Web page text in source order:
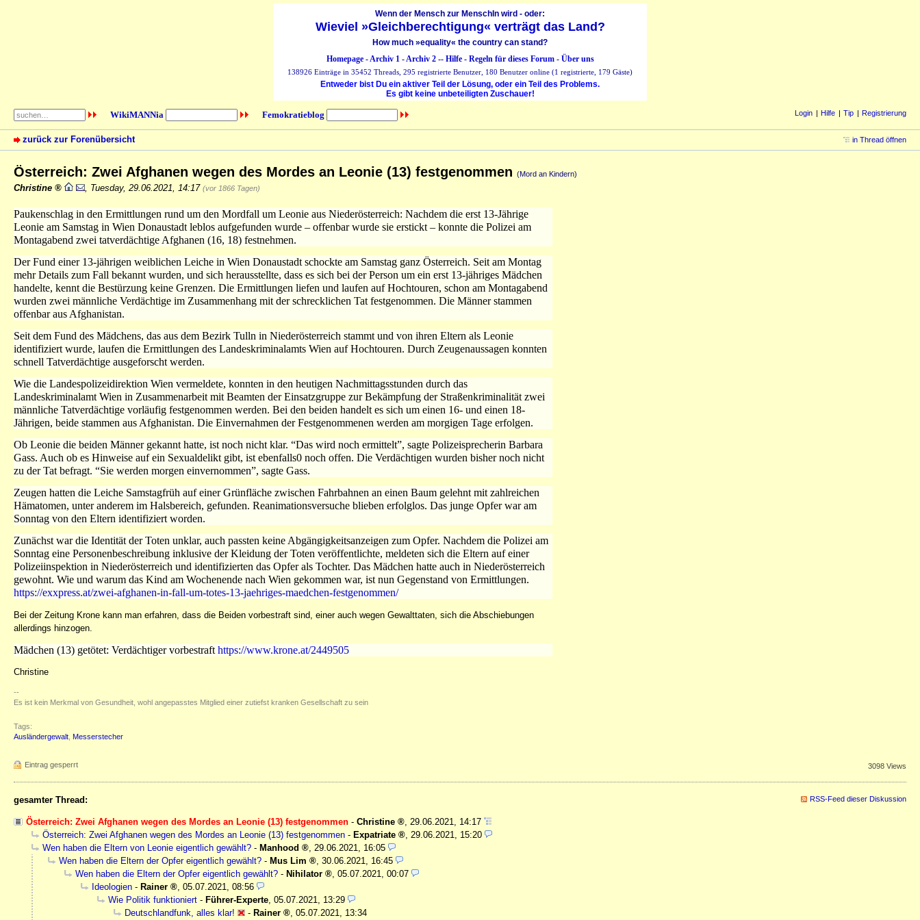
Wenn der Mensch zur MenschIn wird - oder:
Wieviel »Gleichberechtigung« verträgt das Land?
How much »equality« the country can stand?
Homepage-Archiv 1-Archiv 2-- Hilfe- Regeln für dieses Forum- Über uns
138926 Einträge in 35452 Threads, 295 registrierte Benutzer, 180 Benutzer online (1 registrierte, 179 Gäste)
Entweder bist Du ein aktiver Teil der Lösung, oder ein Teil des Problems.
Es gibt keine unbeteiligten Zuschauer!
WikiMANNia Femokratieblog Login Hilfe Tip Registrierung
zurück zur Forenübersicht in Thread öffnen
Österreich: Zwei Afghanen wegen des Mordes an Leonie (13) festgenommen (Mord an Kindern)
Christine Tuesday, 29.06.2021, 14:17 (vor 1866 Tagen)
Paukenschlag in den Ermittlungen rund um den Mordfall um Leonie aus Niederösterreich: Nachdem die erst 13-Jährige
Leonie am Samstag in Wien Donaustadt leblos aufgefunden wurde – offenbar wurde sie erstickt – konnte die Polizei am
Montagabend zwei tatverdächtige Afghanen (16, 18) festnehmen.
Der Fund einer 13-jährigen weiblichen Leiche in Wien Donaustadt schockte am Samstag ganz Österreich. Seit am Montag
mehr Details zum Fall bekannt wurden, und sich herausstellte, dass es sich bei der Person um ein erst 13-jähriges Mädchen
handelte, kennt die Bestürzung keine Grenzen. Die Ermittlungen liefen und laufen auf Hochtouren, schon am Montagabend
wurden zwei männliche Verdächtige im Zusammenhang mit der schrecklichen Tat festgenommen. Die Männer stammen
offenbar aus Afghanistan.
Seit dem Fund des Mädchens, das aus dem Bezirk Tulln in Niederösterreich stammt und von ihren Eltern als Leonie
identifiziert wurde, laufen die Ermittlungen des Landeskriminalamts Wien auf Hochtouren. Durch Zeugenaussagen konnten
schnell Tatverdächtige ausgeforscht werden.
Wie die Landespolizeidirektion Wien vermeldete, konnten in den heutigen Nachmittagsstunden durch das
Landeskriminalamt Wien in Zusammenarbeit mit Beamten der Einsatzgruppe zur Bekämpfung der Straßenkriminalität zwei
männliche Tatverdächtige vorläufig festgenommen werden. Bei den beiden handelt es sich um einen 16- und einen 18-
Jährigen, beide stammen aus Afghanistan. Die Einvernahmen der Festgenommenen werden am morgigen Tage erfolgen.
Ob Leonie die beiden Männer gekannt hatte, ist noch nicht klar. “Das wird noch ermittelt”, sagte Polizeisprecherin Barbara
Gass. Auch ob es Hinweise auf ein Sexualdelikt gibt, ist ebenfalls0 noch offen. Die Verdächtigen wurden bisher noch nicht
zu der Tat befragt. “Sie werden morgen einvernommen”, sagte Gass.
Zeugen hatten die Leiche Samstagfrüh auf einer Grünfläche zwischen Fahrbahnen an einen Baum gelehnt mit zahlreichen
Hämatomen, unter anderem im Halsbereich, gefunden. Reanimationsversuche blieben erfolglos. Das junge Opfer war am
Sonntag von den Eltern identifiziert worden.
Zunächst war die Identität der Toten unklar, auch passten keine Abgängigkeitsanzeigen zum Opfer. Nachdem die Polizei am
Sonntag eine Personenbeschreibung inklusive der Kleidung der Toten veröffentlichte, meldeten sich die Eltern auf einer
Polizeiinspektion in Niederösterreich und identifizierten das Opfer als Tochter. Das Mädchen hatte auch in Niederösterreich
gewohnt. Wie und warum das Kind am Wochenende nach Wien gekommen war, ist nun Gegenstand von Ermittlungen.
https://exxpress.at/zwei-afghanen-in-fall-um-totes-13-jaehriges-maedchen-festgenommen/
Bei der Zeitung Krone kann man erfahren, dass die Beiden vorbestraft sind, einer auch wegen Gewalttaten, sich die Abschiebungen
allerdings hinzogen.
Mädchen (13) getötet: Verdächtiger vorbestraft https://www.krone.at/2449505
Christine
--
Es ist kein Merkmal von Gesundheit, wohl angepasstes Mitglied einer zutiefst kranken Gesellschaft zu sein
Tags:
Ausländergewalt Messerstecher
Eintrag gesperrt 3098 Views
gesamter Thread: RSS-Feed dieser Diskussion
Österreich: Zwei Afghanen wegen des Mordes an Leonie (13) festgenommen - Christine , 29.06.2021, 14:17
Österreich: Zwei Afghanen wegen des Mordes an Leonie (13) festgenommen - Expatriate , 29.06.2021, 15:20
Wen haben die Eltern von Leonie eigentlich gewählt? - Manhood , 29.06.2021, 16:05
Wen haben die Eltern der Opfer eigentlich gewählt? - Mus Lim , 30.06.2021, 16:45
Wen haben die Eltern der Opfer eigentlich gewählt? - Nihilator , 05.07.2021, 00:07
Ideologien - Rainer , 05.07.2021, 08:56
Wie Politik funktioniert - Führer-Experte, 05.07.2021, 13:29
Deutschlandfunk, alles klar!
- Rainer , 05.07.2021, 13:34